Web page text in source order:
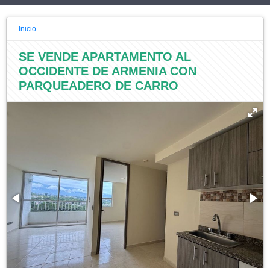
Inicio
SE VENDE APARTAMENTO AL
OCCIDENTE DE ARMENIA CON
PARQUEADERO DE CARRO